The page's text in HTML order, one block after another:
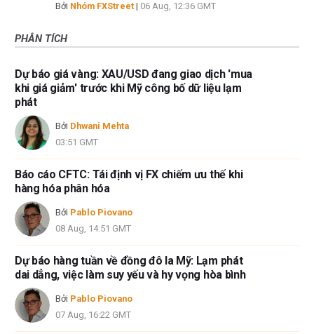
Bởi Nhóm FXStreet | 06 Aug, 12:36 GMT
PHÂN TÍCH
Dự báo giá vàng: XAU/USD đang giao dịch 'mua
khi giá giảm' trước khi Mỹ công bố dữ liệu lạm
phát
Bởi Dhwani Mehta
03:51 GMT
Báo cáo CFTC: Tái định vị FX chiếm ưu thế khi
hàng hóa phân hóa
Bởi Pablo Piovano
08 Aug, 14:51 GMT
Dự báo hàng tuần về đồng đô la Mỹ: Lạm phát
dai dẳng, việc làm suy yếu và hy vọng hòa bình
Bởi Pablo Piovano
07 Aug, 16:22 GMT